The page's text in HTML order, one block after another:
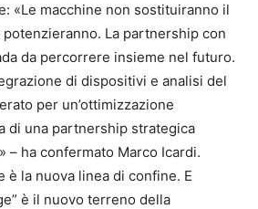
«Le macchine non sostituiranno il
La partnership con
da percorrere insieme nel futuro.
di dispositivi e analisi del
per un’ottimizzazione
di una partnership strategica
– ha confermato Marco Icardi.
è la nuova linea di confine. E
è il nuovo terreno della